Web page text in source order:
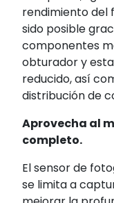
rendimiento del
sido posible
componentes
obturador y
reducido, así
distribución de
Aprovecha al
completo.
El sensor de
se limita a